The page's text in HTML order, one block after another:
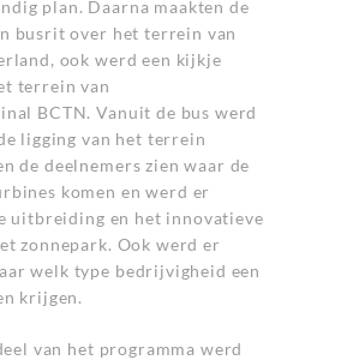
plan. Daarna maakten de
busrit over het terrein van
ook werd een kijkje
terrein van
BCTN. Vanuit de bus werd
ligging van het terrein
de deelnemers zien waar de
komen en werd er
uitbreiding en het innovatieve
zonnepark. Ook werd er
welk type bedrijvigheid een
krijgen.
van het programma werd